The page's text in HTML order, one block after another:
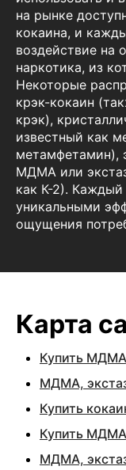
на рынке
кокаина, и
воздействие на
наркотика, из
Некоторые
крэк-кокаин
крэк),
известный как
метамфетамин),
МДМА или
как К-2). Каждый
уникальными
ощущения
Карта
Купить
МДМА,
Купить
Купить
МДМА,